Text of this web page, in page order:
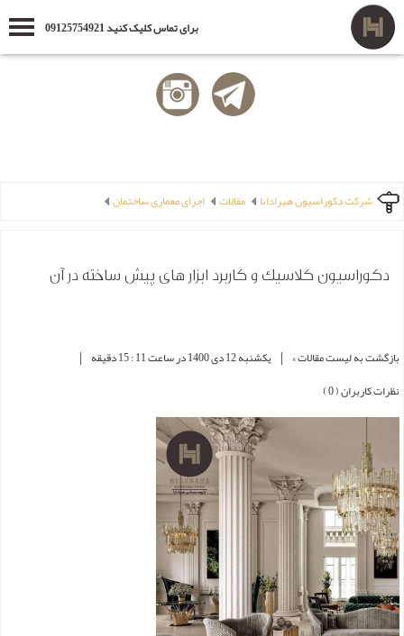
برای تماس کلیک کنید 09125754921
شرکت دکوراسیون هیرادانا مقالات اجرای معماری ساختمان
دکوراسیون کلاسیک و کاربرد ابزار های پیش ساخته در آن
بازگشت به لیست مقالات » | یکشنبه 12 دی 1400 در ساعت 11 : 15 دقیقه |
نظرات کاربران ( 0 )